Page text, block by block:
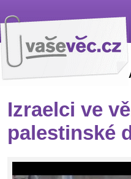
Izraelci ve
palestinské